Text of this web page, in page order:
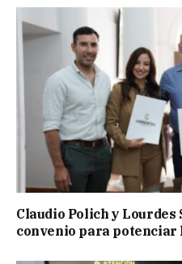
Claudio Polich y
convenio para